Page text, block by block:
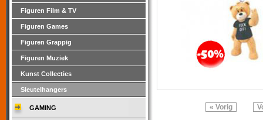
« Vorig
Figuren Film & TV
Figuren Games
Figuren Grappig
Figuren Muziek
Kunst Collecties
Sleutelhangers
GAMING